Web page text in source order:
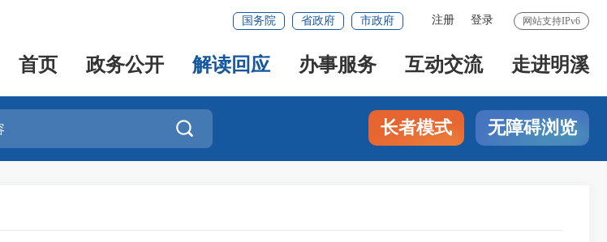
网站支持IPv6
注册 登录
国务院 省政府 市政府
首页 政务公开 解读回应 办事服务 互动交流 走进明溪
 长者模式 无障碍浏览